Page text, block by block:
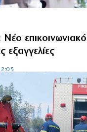
Νέο
εξαγγελίες